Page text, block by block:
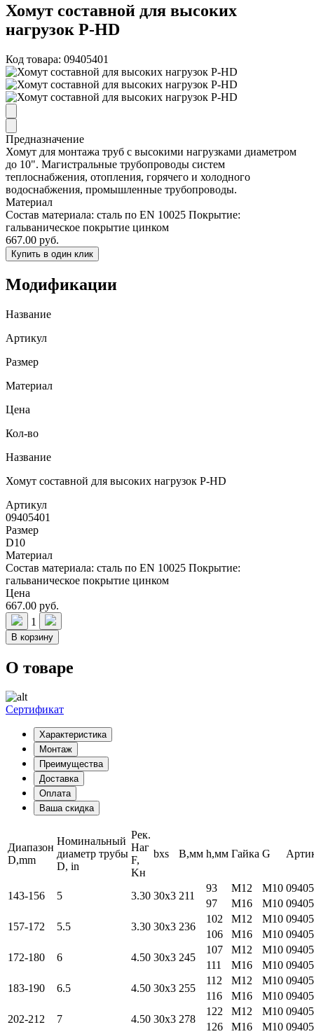
Хомут составной для высоких
нагрузок P-НD
Код товара: 09405401
Предназначение
Хомут для монтажа труб с высокими нагрузками диаметром
до 10". Магистральные трубопроводы систем
теплоснабжения, отопления, горячего и холодного
водоснабжения, промышленные трубопроводы.
Материал
Состав материала: сталь по EN 10025 Покрытие:
гальваническое покрытие цинком
667.00 руб.
Купить в один клик
Модификации
Название
Артикул
Размер
Материал
Цена
Кол-во
Название
Хомут составной для высоких нагрузок P-НD
Артикул
09405401
Размер
D10
Материал
Состав материала: сталь по EN 10025 Покрытие:
гальваническое покрытие цинком
Цена
667.00 руб.
1
В корзину
О товаре
Сертификат
Характеристика
Монтаж
Преимущества
Доставка
Оплата
Ваша скидка
Диапазон
D,mm
Номинальный
диаметр трубы
D, in
Рек.
Наг
F,
Kн
bxs B,мм h,мм Гайка G
143-156 5 3.30 30х3 211
93 M12 M10
97
M16 M10
157-172
5.5 3.30 30х3 236
102 M12 M10
106
M16 M10
172-180
6 4.50 30х3 245
107 M12 M10
111
M16 M10
183-190
6.5 4.50 30х3 255
112 M12 M10
116
M16 M10
202-212
7 4.50 30х3 278
122 M12 M10
126
M16 M10